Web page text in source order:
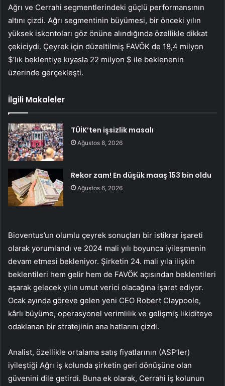
Ağrı ve Cerrahi segmentlerindeki güçlü performansının
altını çizdi. Ağrı segmentinin büyümesi, bir önceki yılın
yüksek iskontoları göz önüne alındığında özellikle dikkat
çekiciydi. Çeyrek için düzeltilmiş FAVÖK de 18,4 milyon
$’lık beklentiye kıyasla 22 milyon $ ile beklenenin
üzerinde gerçekleşti.
İlgili Makaleler
TÜİK’ten işsizlik masalı
Ağustos 8, 2026
Rekor zam! En düşük maaş 153 bin oldu
Ağustos 6, 2026
Bioventus’un olumlu çeyrek sonuçları bir istikrar işareti
olarak yorumlandı ve 2024 mali yılı boyunca iyileşmenin
devam etmesi bekleniyor. Şirketin 24. mali yıla ilişkin
beklentileri hem gelir hem de FAVÖK açısından beklentileri
aşarak gelecek yılın umut verici olacağına işaret ediyor.
Ocak ayında göreve gelen yeni CEO Robert Claypoole,
kârlı büyüme, operasyonel verimlilik ve gelişmiş likiditeye
odaklanan bir stratejinin ana hatlarını çizdi.
Analist, özellikle ortalama satış fiyatlarının (ASP’ler)
iyileştiği Ağrı iş kolunda şirketin geri dönüşüne olan
güvenini dile getirdi. Buna ek olarak, Cerrahi iş kolunun